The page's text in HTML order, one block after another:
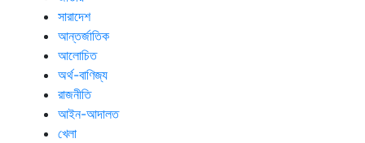
সারাদেশ
আন্তর্জাতিক
আলোচিত
অর্থ-বাণিজ্য
রাজনীতি
আইন-আদালত
খেলা